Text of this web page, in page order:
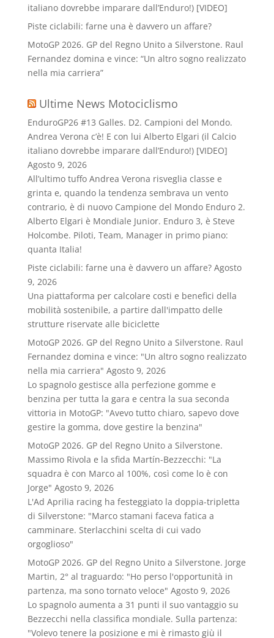
italiano dovrebbe imparare dall’Enduro!) [VIDEO]
Piste ciclabili: farne una è davvero un affare?
MotoGP 2026. GP del Regno Unito a Silverstone. Raul
Fernandez domina e vince: “Un altro sogno realizzato
nella mia carriera”
Ultime News Motociclismo
EnduroGP26 #13 Galles. D2. Campioni del Mondo.
Andrea Verona c’è! E con lui Alberto Elgari (il Calcio
italiano dovrebbe imparare dall’Enduro!) [VIDEO]
Agosto 9, 2026
All’ultimo tuffo Andrea Verona risveglia classe e
grinta e, quando la tendenza sembrava un vento
contrario, è di nuovo Campione del Mondo Enduro 2.
Alberto Elgari è Mondiale Junior. Enduro 3, è Steve
Holcombe. Piloti, Team, Manager in primo piano:
quanta Italia!
Piste ciclabili: farne una è davvero un affare? Agosto
9, 2026
Una piattaforma per calcolare costi e benefici della
mobilità sostenibile, a partire dall'impatto delle
strutture riservate alle biciclette
MotoGP 2026. GP del Regno Unito a Silverstone. Raul
Fernandez domina e vince: "Un altro sogno realizzato
nella mia carriera" Agosto 9, 2026
Lo spagnolo gestisce alla perfezione gomme e
benzina per tutta la gara e centra la sua seconda
vittoria in MotoGP: "Avevo tutto chiaro, sapevo dove
gestire la gomma, dove gestire la benzina"
MotoGP 2026. GP del Regno Unito a Silverstone.
Massimo Rivola e la sfida Martín-Bezzecchi: "La
squadra è con Marco al 100%, così come lo è con
Jorge" Agosto 9, 2026
L'Ad Aprilia racing ha festeggiato la doppia-tripletta
di Silverstone: "Marco stamani faceva fatica a
camminare. Sterlacchini scelta di cui vado
orgoglioso"
MotoGP 2026. GP del Regno Unito a Silverstone. Jorge
Martin, 2° al traguardo: "Ho perso l'opportunità in
partenza, ma sono tornato veloce" Agosto 9, 2026
Lo spagnolo aumenta a 31 punti il suo vantaggio su
Bezzecchi nella classifica mondiale. Sulla partenza:
"Volevo tenere la posizione e mi è rimasto giù il